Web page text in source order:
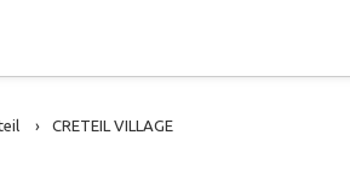
CRETEIL VILLAGE